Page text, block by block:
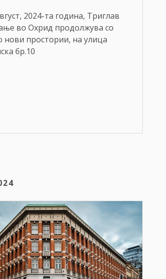
2024-та година, Триглав
во Охрид продолжува со
нови простории, на улица
бр.10